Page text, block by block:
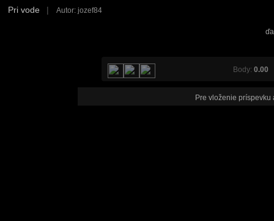
Pri vode | Autor: jozef84
Body: 0.00
Pre vloženie